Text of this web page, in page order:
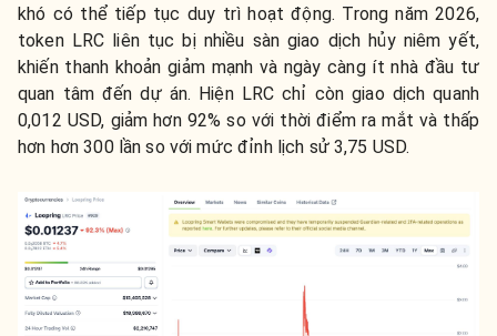
khó có thể tiếp tục duy trì hoạt động. Trong năm 2026,
token LRC liên tục bị nhiều sàn giao dịch hủy niêm yết,
khiến thanh khoản giảm mạnh và ngày càng ít nhà đầu tư
quan tâm đến dự án. Hiện LRC chỉ còn giao dịch quanh
0,012 USD, giảm hơn 92% so với thời điểm ra mắt và thấp
hơn hơn 300 lần so với mức đỉnh lịch sử 3,75 USD.